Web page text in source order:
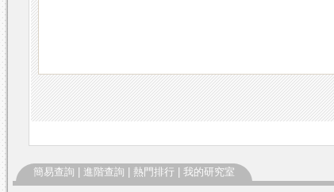
簡易查詢 進階查詢 熱門排行 我的研究室